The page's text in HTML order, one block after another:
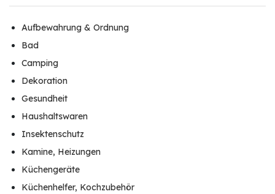
Aufbewahrung & Ordnung
Bad
Camping
Dekoration
Gesundheit
Haushaltswaren
Insektenschutz
Kamine, Heizungen
Küchengeräte
Küchenhelfer, Kochzubehör